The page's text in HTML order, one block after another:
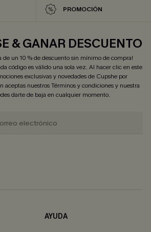
PROMOCIÓN
& GANAR DESCUENTO
de un 10 % de descuento sin mínimo de compra!
código es válido una sola vez. Al hacer clic en este
exclusivas y novedades de Cupshe por
aceptas nuestrosTérminos y condicionesy nuestra
darte de baja en cualquier momento.
AYUDA